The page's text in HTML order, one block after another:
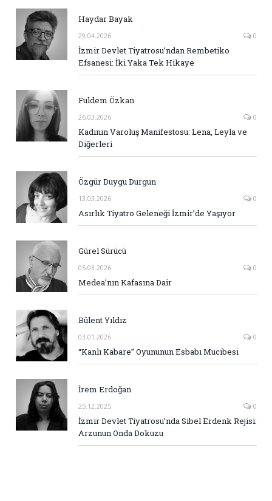
Haydar Bayak
29.04.2026 0
İzmir Devlet Tiyatrosu’ndan Rembetiko
Efsanesi: İki Yaka Tek Hikaye
Fuldem Özkan
26.03.2026 0
Kadının Varoluş Manifestosu: Lena, Leyla ve
Diğerleri
Özgür Duygu Durgun
13.03.2026 0
Asırlık Tiyatro Geleneği İzmir’de Yaşıyor
Gürel Sürücü
05.03.2026 0
Medea’nın Kafasına Dair
Bülent Yıldız
03.01.2026 0
“Kanlı Kabare” Oyununun Esbabı Mucibesi
İrem Erdoğan
25.12.2025 0
İzmir Devlet Tiyatrosu’nda Sibel Erdenk Rejisi:
Arzunun Onda Dokuzu